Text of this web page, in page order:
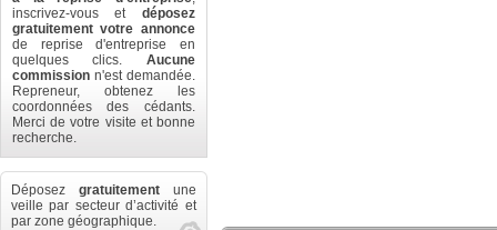
inscrivez-vous et déposez
gratuitement votre annonce
de reprise d'entreprise en
quelques clics. Aucune
commission n'est demandée.
Repreneur, obtenez les
coordonnées des cédants.
Merci de votre visite et bonne
recherche.
Déposez gratuitement une
veille par secteur d’activité et
par zone géographique.